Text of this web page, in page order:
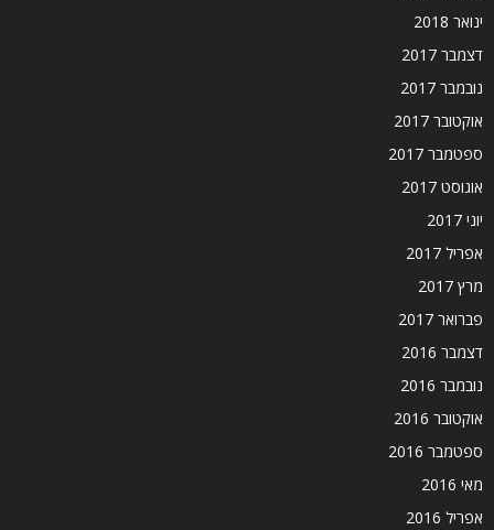
ינואר 2018
דצמבר 2017
נובמבר 2017
אוקטובר 2017
ספטמבר 2017
אוגוסט 2017
יוני 2017
אפריל 2017
מרץ 2017
פברואר 2017
דצמבר 2016
נובמבר 2016
אוקטובר 2016
ספטמבר 2016
מאי 2016
אפריל 2016